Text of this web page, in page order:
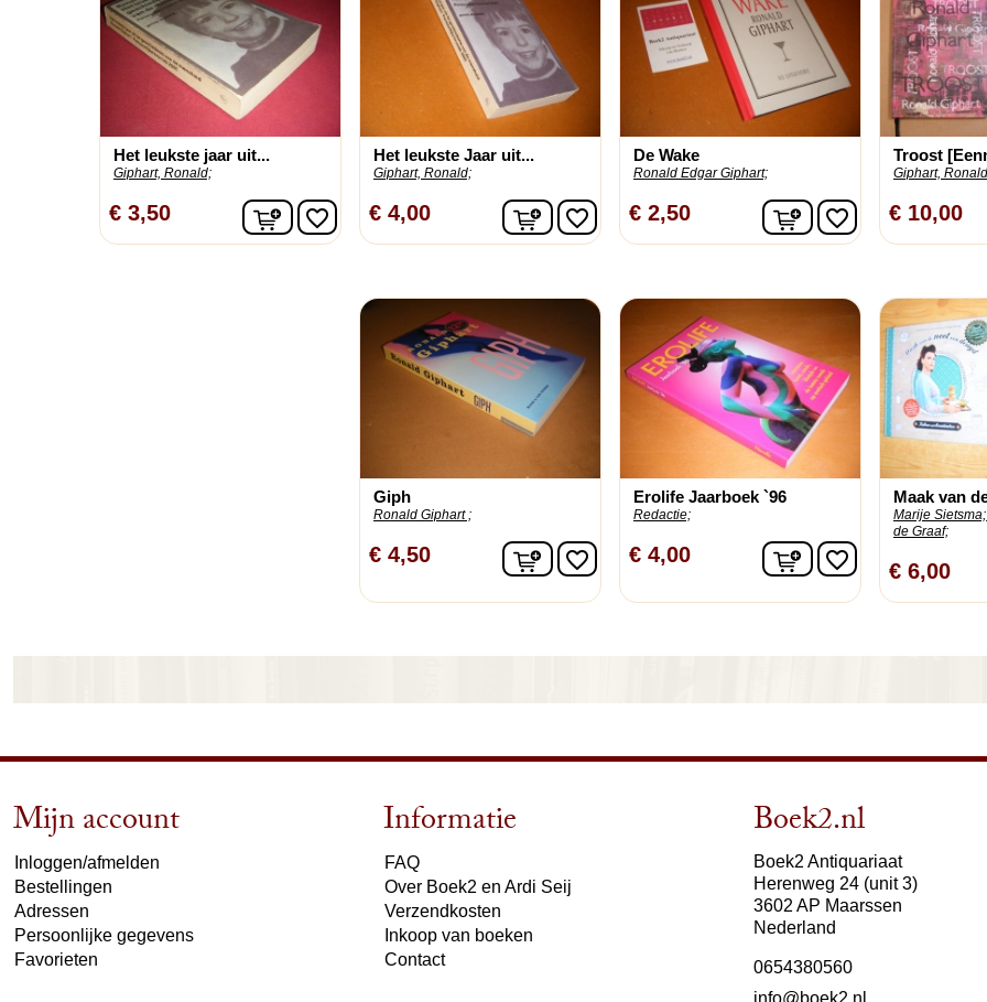
Het leukste jaar uit...
Giphart, Ronald;
€ 3,50 In winkelwagen
favorite_border
Het leukste Jaar uit...
Giphart, Ronald;
€ 4,00 In winkelwagen
favorite_border
De Wake
Ronald Edgar Giphart;
€ 2,50 In winkelwagen
favorite_border
Troost
Giphart,
€ 10,00
Giph
Ronald Giphart ;
€ 4,50 In winkelwagen
favorite_border
Erolife Jaarboek `96
Redactie;
€ 4,00 In winkelwagen
favorite_border
Maak van
Marije Sietsma;
de Graaf;
€ 6,00
Mijn account
Inloggen/afmelden
Bestellingen
Adressen
Persoonlijke gegevens
Favorieten
Informatie
FAQ
Over Boek2 en Ardi Seij
Verzendkosten
Inkoop van boeken
Contact
Boek2.nl
Boek2 Antiquariaat
Herenweg 24 (unit 3)
3602 AP Maarssen
Nederland
0654380560